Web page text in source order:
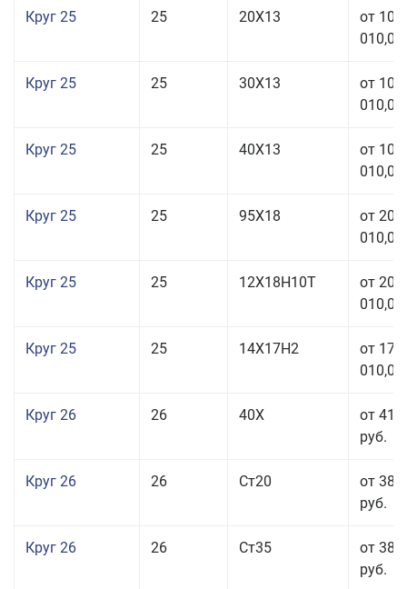
Круг 25 25 20Х13
от 103
010,00
Круг 25 25 30Х13
от 103
010,00
Круг 25 25 40Х13
от 103
010,00
Круг 25 25 95Х18
от 208
010,00
Круг 25 25 12Х18Н10Т
от 208
010,00
Круг 25 25 14Х17Н2
от 179
010,00
Круг 26 26 40Х
от 41
руб.
Круг 26 26 Ст20
от 38
руб.
Круг 26 26 Ст35
от 38
руб.